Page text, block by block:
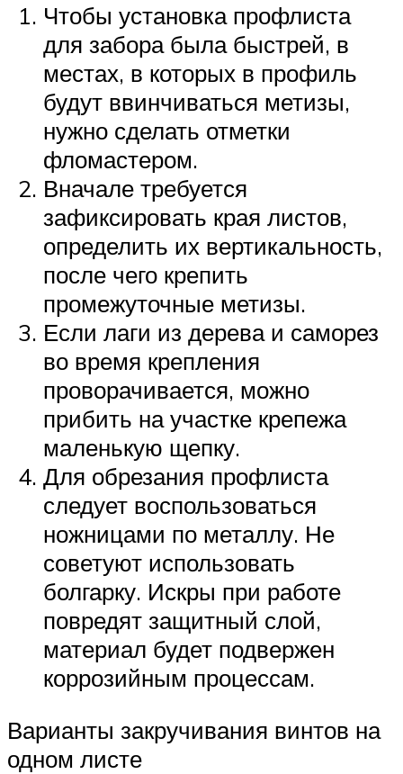
Чтобы установка профлиста
для забора была быстрей, в
местах, в которых в профиль
будут ввинчиваться метизы,
нужно сделать отметки
фломастером.
Вначале требуется
зафиксировать края листов,
определить их вертикальность,
после чего крепить
промежуточные метизы.
Если лаги из дерева и саморез
во время крепления
проворачивается, можно
прибить на участке крепежа
маленькую щепку.
Для обрезания профлиста
следует воспользоваться
ножницами по металлу. Не
советуют использовать
болгарку. Искры при работе
повредят защитный слой,
материал будет подвержен
коррозийным процессам.
Варианты закручивания винтов на
одном листе